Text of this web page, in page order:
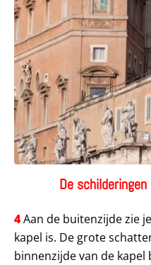
De
4Aan de buitenzijde zie
kapel is. De grote
binnenzijde van de